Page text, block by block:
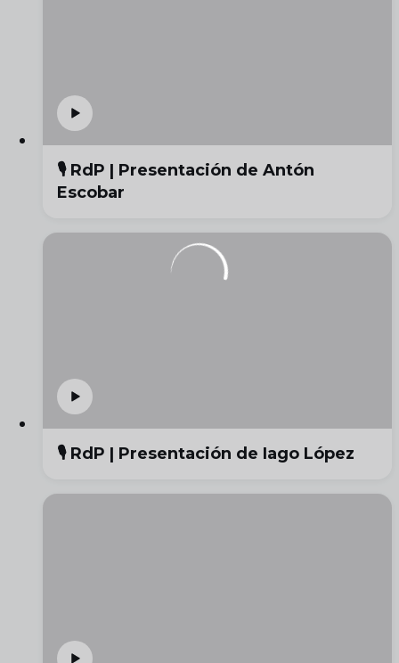
🎙️ RdP | Presentación de Antón
Escobar
🎙️ RdP | Presentación de Iago López